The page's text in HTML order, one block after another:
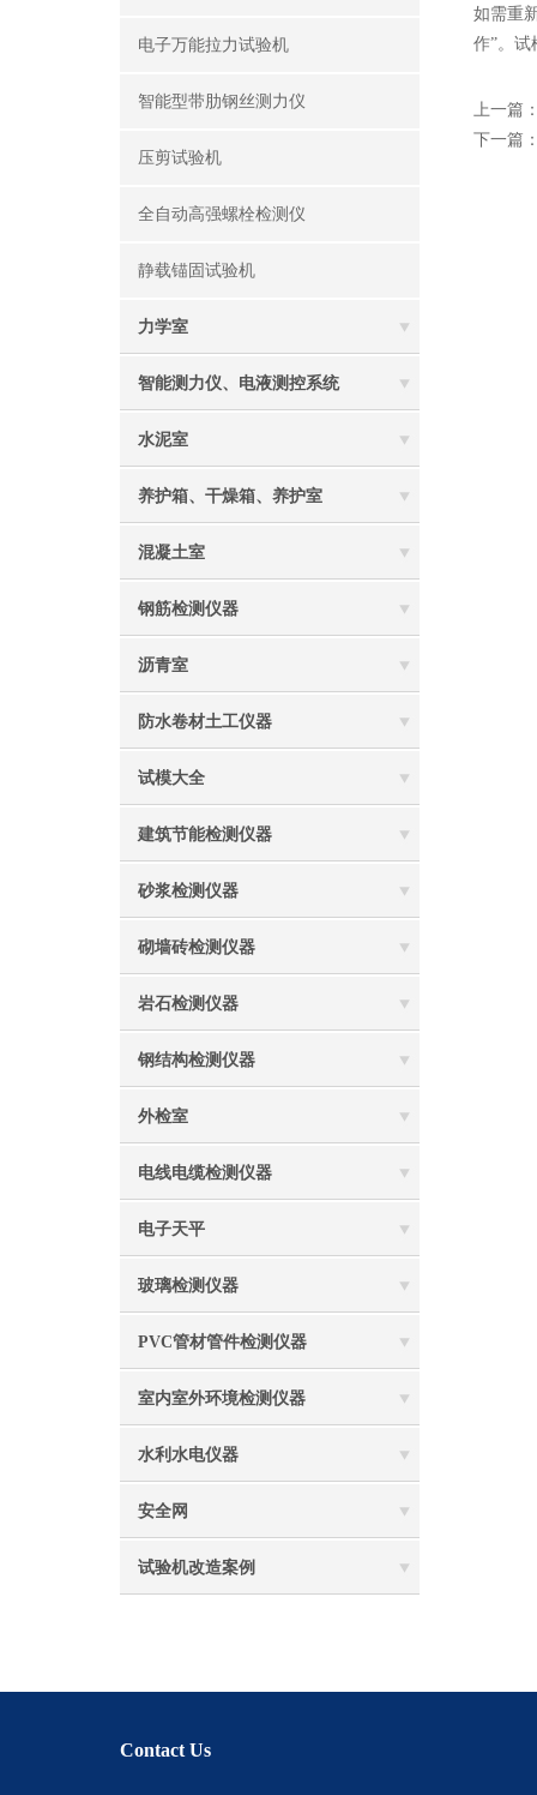
电子万能拉力试验机
智能型带肋钢丝测力仪
压剪试验机
全自动高强螺栓检测仪
静载锚固试验机
力学室
智能测力仪、电液测控系统
水泥室
养护箱、干燥箱、养护室
混凝土室
钢筋检测仪器
沥青室
防水卷材土工仪器
试模大全
建筑节能检测仪器
砂浆检测仪器
砌墙砖检测仪器
岩石检测仪器
钢结构检测仪器
外检室
电线电缆检测仪器
电子天平
玻璃检测仪器
PVC管材管件检测仪器
室内室外环境检测仪器
水利水电仪器
安全网
试验机改造案例
如需重
作”。试
上一篇
下一篇
Contact Us